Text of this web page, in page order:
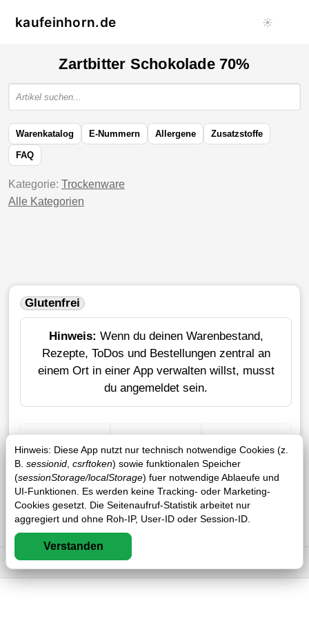
kaufeinhorn.de ☀️
Hinweis: Diese App nutzt nur technisch notwendige Cookies (z.
B. sessionid csrftoken) sowie funktionalen Speicher
(sessionStorage/localStorage) fuer notwendige Ablaeufe und
UI-Funktionen. Es werden keine Tracking- oder Marketing-
Cookies gesetzt. Die Seitenaufruf-Statistik arbeitet nur
aggregiert und ohne Roh-IP, User-ID oder Session-ID.
Verstanden
Zartbitter Schokolade 70%
Warenkatalog E-Nummern Allergene Zusatzstoffe
FAQ
Kategorie: Trockenware
Alle Kategorien
Glutenfrei
Hinweis: Wenn du deinen Warenbestand,
Rezepte, ToDos und Bestellungen zentral an
einem Ort in einer App verwalten willst, musst
du angemeldet sein.
+ Einkauf Verlustrechner Sticker erstellen
Impressum